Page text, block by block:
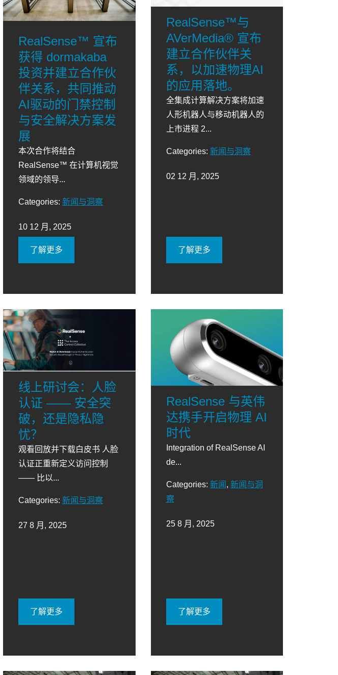
RealSense™ 宣布
获得 dormakaba
投资并建立合作伙
伴关系，共同推动
AI驱动的门禁控制
与安全解决方案发
展
本次合作将结合
RealSense™ 在计算机视觉
领域的领导...
Categories: 新闻与洞察
10 12 月, 2025
了解更多
RealSense™与
AVerMedia® 宣布
建立合作伙伴关
系，以加速物理AI
的应用落地。
全集成计算解决方案将加速
人形机器人与移动机器人的
上市进程 2...
Categories: 新闻与洞察
02 12 月, 2025
了解更多
线上研讨会：人脸
认证 —— 安全突
破，还是隐私隐
忧？
观看回放并下载白皮书 人脸
认证正重新定义访问控制
—— 比以...
Categories: 新闻与洞察
27 8 月, 2025
了解更多
RealSense 与英伟
达携手开启物理 AI
时代
Integration of RealSense AI
de...
Categories: 新闻 , 新闻与洞
察
25 8 月, 2025
了解更多